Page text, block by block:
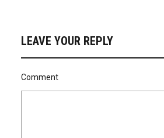
LEAVE YOUR REPLY
Comment